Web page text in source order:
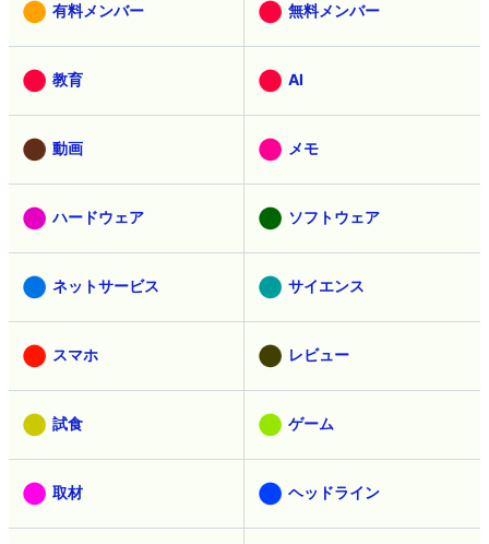
有料メンバー 無料メンバー
教育 AI
動画 メモ
ハードウェア ソフトウェア
ネットサービス サイエンス
スマホ レビュー
試食 ゲーム
取材 ヘッドライン